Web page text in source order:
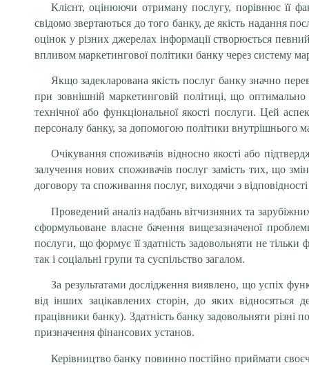
Клієнт, оцінюючи отриману послугу, порівнює її
свідомо звертаються до того банку, де якість надання
оцінок у різних джерелах інформації створюється
впливом маркетингової політики банку через систему
Якщо задекларована якість послуг банку значно
при зовнішній маркетинговій політиці, що оптимально
технічної або функціональної якості послуги. Цей
персоналу банку, за допомогою політики внутрішнього
Очікування споживачів відносно якості або
залучення нових споживачів послуг замість тих, що
договору та споживання послуг, виходячи з
Проведений аналіз надбань вітчизняних та
сформульоване власне бачення вищезазначеної
послуги, що формує її здатність задовольняти не
так і соціальні групи та суспільство загалом.
За результатами дослідження виявлено, що успіх
від інших зацікавлених сторін, до яких відносяться
працівники банку). Здатність банку задовольняти різні
призначення фінансових установ.
Керівництво банку повинно постійно приймати